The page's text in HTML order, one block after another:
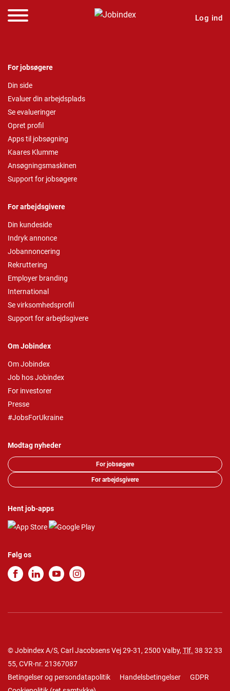
Log ind
For jobsøgere
Din side
Evaluer din arbejdsplads
Se evalueringer
Opret profil
Apps til jobsøgning
Kaares Klumme
Ansøgningsmaskinen
Support for jobsøgere
For arbejdsgivere
Din kundeside
Indryk annonce
Jobannoncering
Rekruttering
Employer branding
International
Se virksomhedsprofil
Support for arbejdsgivere
Om Jobindex
Om Jobindex
Job hos Jobindex
For investorer
Presse
#JobsForUkraine
Modtag nyheder
For jobsøgere
For arbejdsgivere
Hent job-apps
Følg os
© Jobindex A/S, Carl Jacobsens Vej 29-31, 2500 Valby, Tlf. 38 32 33
55, CVR-nr. 21367087
Betingelser og persondatapolitik
Handelsbetingelser
GDPR